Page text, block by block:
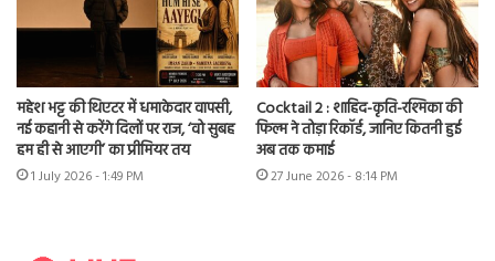
महेश भट्ट की थिएटर में धमाकेदार वापसी,
नई कहानी से करेंगे दिलों पर राज, ‘वो सुबह
हम ही से आएगी’ का प्रीमियर तय
1 July 2026 - 1:49 PM
Cocktail 2 : शाहिद-कृति-रश्मिका की
फिल्म ने तोड़ा रिकॉर्ड, जानिए कितनी हुई
अब तक कमाई
27 June 2026 - 8:14 PM